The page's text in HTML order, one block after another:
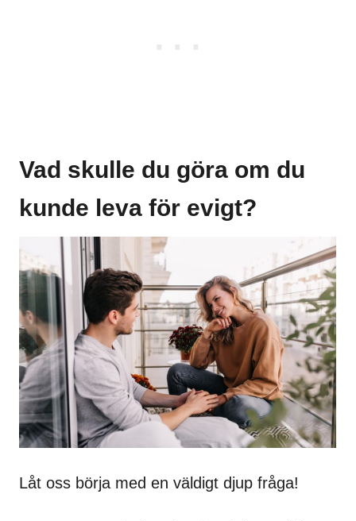
Vad skulle du göra om du
kunde leva för evigt?
Låt oss börja med en väldigt djup fråga!